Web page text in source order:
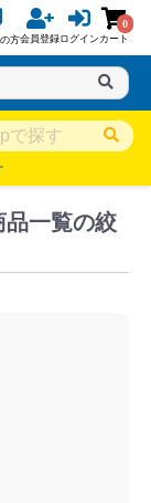
方会員登録ログイン
0
カート
タイトル一覧
一覧の絞